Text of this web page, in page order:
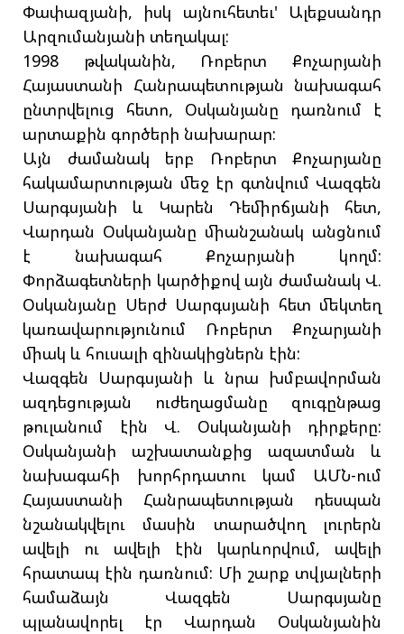
Փափազյանի, իսկ այնուհետեւ' Ալեքսանդր
Արզումանյանի տեղակալ:
1998 թվականին, Ռոբերտ Քոչարյանի
Հայաստանի Հանրապետության նախագահ
ընտրվելուց հետո, Օսկանյանը դառնում է
արտաքին գործերի նախարար:
Այն ժամանակ երբ Ռոբերտ Քոչարյանը
հակամարտության մեջ էր գտնվում Վազգեն
Սարգսյանի և Կարեն Դեմիրճյանի հետ,
Վարդան Օսկանյանը միանշանակ անցնում
է նախագահ Քոչարյանի կողմ:
Փորձագետների կարծիքով այն ժամանակ Վ.
Օսկանյանը Սերժ Սարգսյանի հետ մեկտեղ
կառավարությունում Ռոբերտ Քոչարյանի
միակ և հուսալի զինակիցներն էին:
Վազգեն Սարգսյանի և նրա խմբավորման
ազդեցության ուժեղացմանը զուգընթաց
թուլանում էին Վ. Օսկանյանի դիրքերը:
Օսկանյանի աշխատանքից ազատման և
նախագահի խորհրդատու կամ ԱՄՆ-ում
Հայաստանի Հանրապետության դեսպան
նշանակվելու մասին տարածվող լուրերն
ավելի ու ավելի էին կարևորվում, ավելի
հրատապ էին դառնում: Մի շարք տվյալների
համաձայն Վազգեն Սարգսյանը
պլանավորել էր Վարդան Օսկանյանին